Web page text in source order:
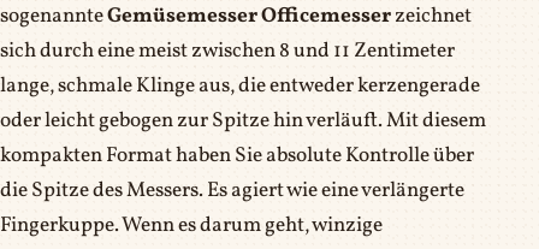
sogenannteGemüsemesser Officemesserzeichnet
sich durch eine meist zwischen 8 und 11 Zentimeter
lange, schmale Klinge aus, die entweder kerzengerade
oder leicht gebogen zur Spitze hin verläuft. Mit diesem
kompakten Format haben Sie absolute Kontrolle über
die Spitze des Messers. Es agiert wie eine verlängerte
Fingerkuppe. Wenn es darum geht, winzige